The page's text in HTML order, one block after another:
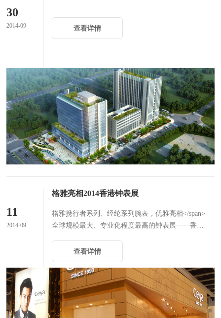
30
2014-09 查看详情
11
2014-09
格雅亮相2014香港钟表展
格雅携行者系列、经纶系列腕表，优雅亮相</span>
全球规模最大、专业化程度最高的钟表展——香港
查看详情